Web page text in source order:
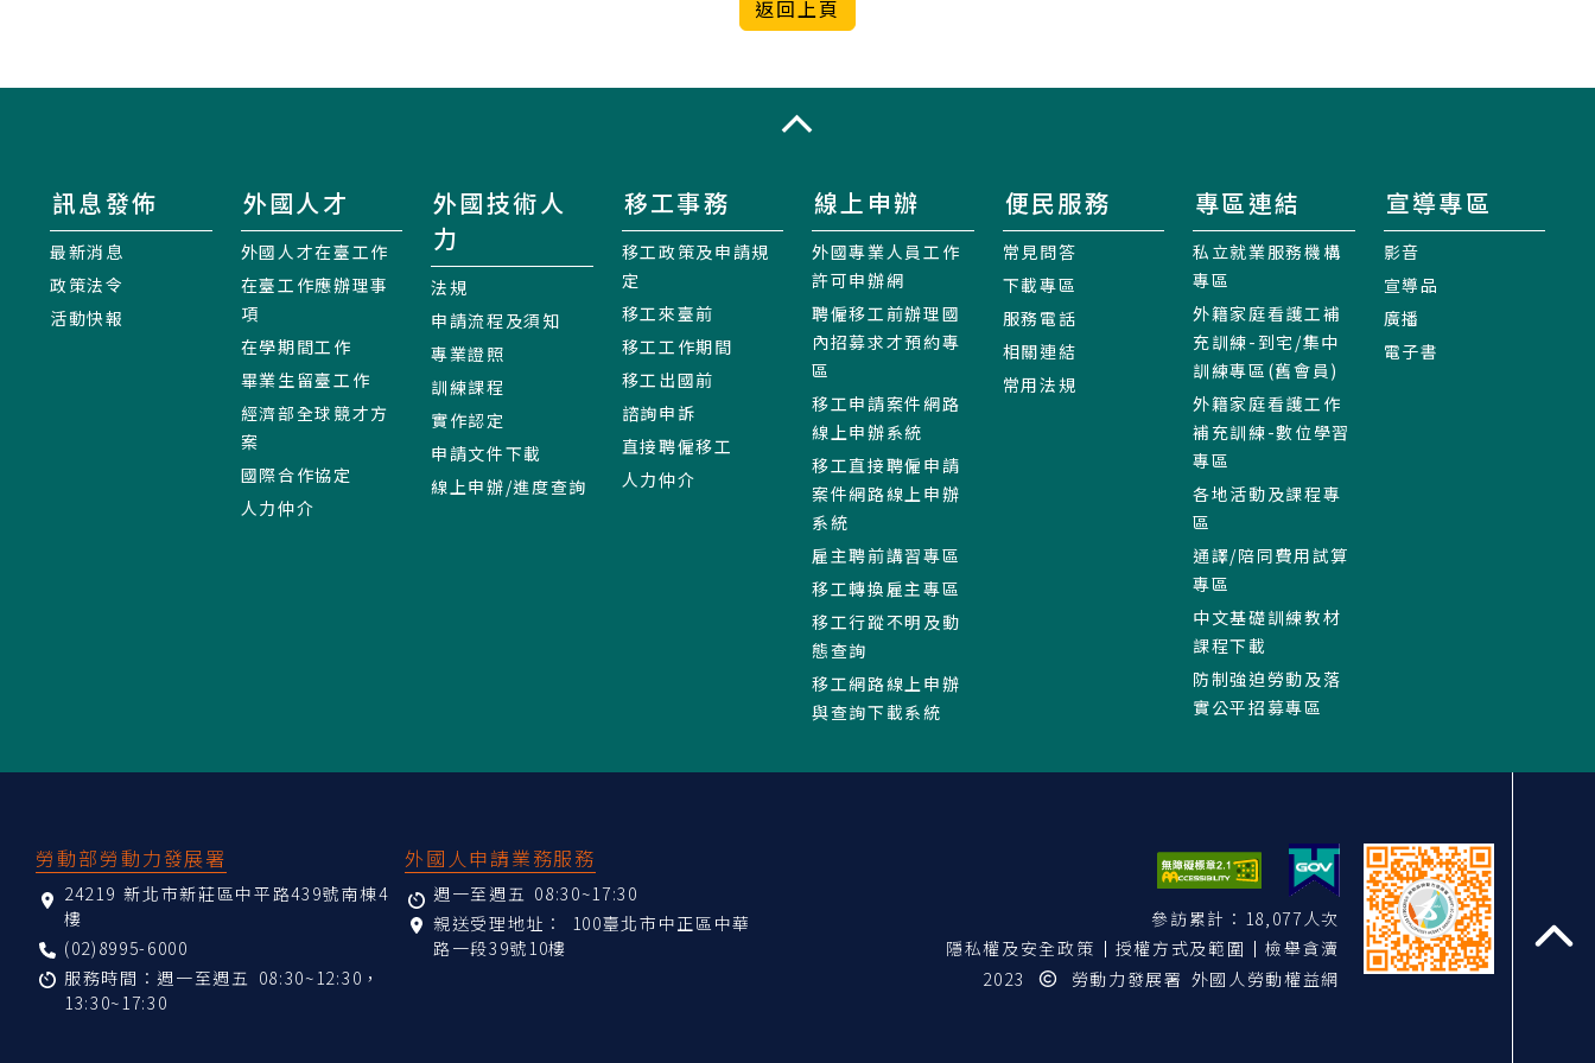
訊息發佈
最新消息
政策法令
活動快報
外國人才
外國人才在臺工作
在臺工作應辦理事
項
在學期間工作
畢業生留臺工作
經濟部全球競才方
案
國際合作協定
人力仲介
外國技術人
力
法規
申請流程及須知
專業證照
訓練課程
實作認定
申請文件下載
線上申辦/進度查詢
移工事務
移工政策及申請規
定
移工來臺前
移工工作期間
移工出國前
諮詢申訴
直接聘僱移工
人力仲介
線上申辦
外國專業人員工作
許可申辦網
聘僱移工前辦理國
內招募求才預約專
區
移工申請案件網路
線上申辦系統
移工直接聘僱申請
案件網路線上申辦
系統
雇主聘前講習專區
移工轉換雇主專區
移工行蹤不明及動
態查詢
移工網路線上申辦
與查詢下載系統
便民服務
常見問答
下載專區
服務電話
相關連結
常用法規
專區連結
私立就業服務機構
專區
外籍家庭看護工補
充訓練-到宅/集中
訓練專區(舊會員)
外籍家庭看護工作
補充訓練-數位學習
專區
各地活動及課程專
區
通譯/陪同費用試算
專區
中文基礎訓練教材
課程下載
防制強迫勞動及落
實公平招募專區
宣導專區
影音
宣導品
廣播
電子書
勞動部勞動力發展署
24219 新北市新莊區中平路439號南棟4
樓
(02)8995-6000
服務時間：週一至週五 08:30~12:30，
13:30~17:30
外國人申請業務服務
週一至週五 08:30~17:30
親送受理地址：
100臺北市中正區中華
路一段39號10樓
參訪累計：18,077人次
隱私權及安全政策
授權方式及範圍
檢舉貪瀆
2023
勞動力發展署 外國人勞動權益網